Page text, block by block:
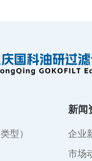
型）
新闻
企业
市场